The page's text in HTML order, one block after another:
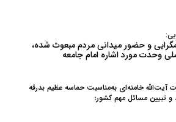
و حضور میدانی مردم مبعوث شده،
وحدت مورد اشاره امام جامعه
آیت‌الله خامنه‌ای به‌مناسبت حماسه عظیم بدرقه
و تبیین مسائل مهم کشور؛